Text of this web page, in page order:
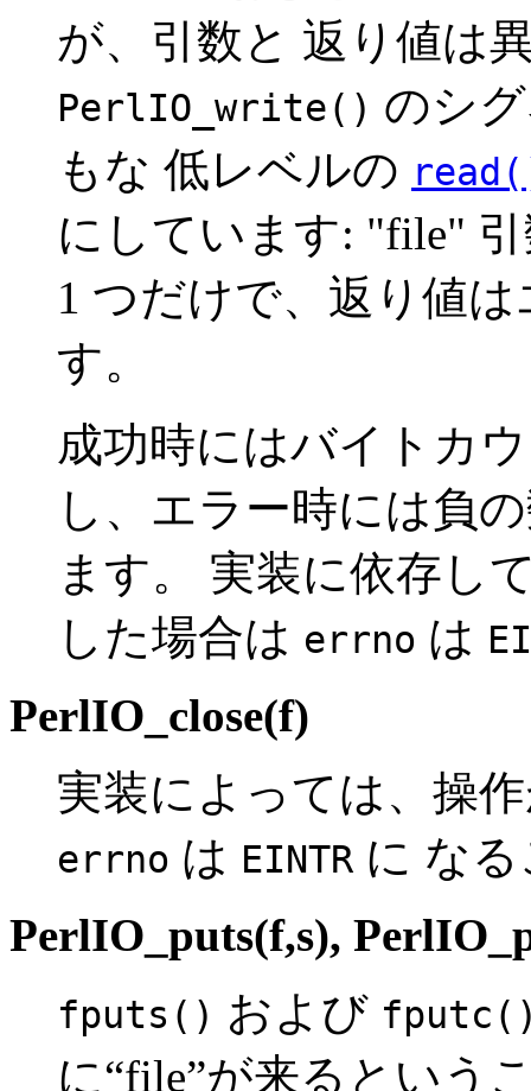
が、引数と 返り値は
PerlIO_write() のシ
もな 低レベルの
にしています: "file"
1 つだけで、返り値
す。
成功時にはバイトカ
し、エラー時には負
ます。 実装に依存し
した場合は errno は
PerlIO_close(f)
実装によっては、操
errno は EINTR に な
PerlIO_puts(f,s),
fputs() および
に“file”が来るという